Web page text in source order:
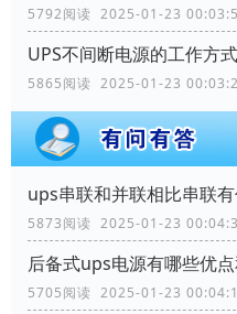
5792阅读 2025-01-23
UPS不间断电源的工作方式
5865阅读 2025-01-23
ups串联和并联相比串联
5873阅读 2025-01-23
后备式ups电源有哪些优点
5705阅读 2025-01-23